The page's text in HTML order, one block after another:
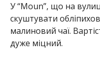
У “Moun”, що на
скуштувати
малиновий чаї.
дуже міцний.